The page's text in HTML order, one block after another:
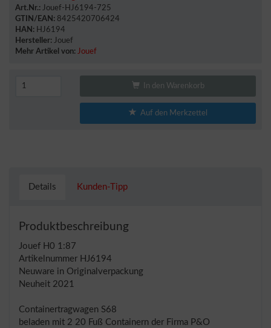
Art.Nr.: Jouef-HJ6194-725
GTIN/EAN: 8425420706424
HAN: HJ6194
Hersteller: Jouef
Mehr Artikel von: Jouef
In den Warenkorb
Auf den Merkzettel
Details Kunden-Tipp
Produktbeschreibung
Jouef H0 1:87
Artikelnummer HJ6194
Neuware in Originalverpackung
Neuheit 2021
Containertragwagen S68
beladen mit 2 20 Fuß Containern der Firma P&O